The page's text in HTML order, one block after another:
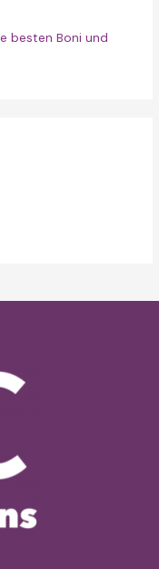
besten Boni und